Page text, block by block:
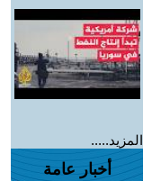
المزيد.....
أخبار عامة